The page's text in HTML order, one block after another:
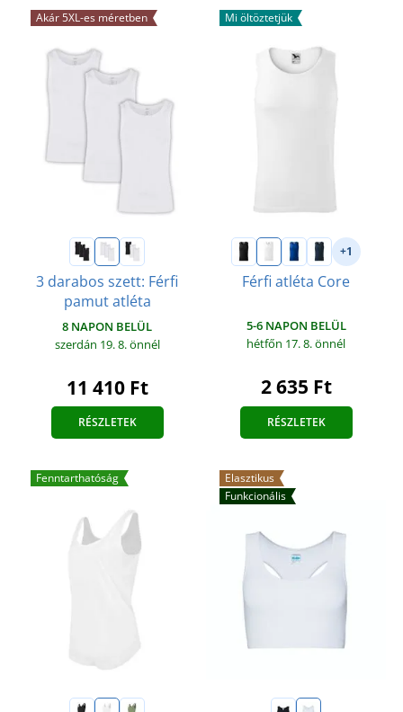
Akár 5XL-es méretben
3 darabos szett: Férfi
pamut atléta
8 NAPON BELÜL
szerdán 19. 8.önnél
11 410 Ft
RÉSZLETEK
Mi öltöztetjük
+1
Férfi atléta Core
5-6 NAPON BELÜL
hétfőn 17. 8.önnél
2 635 Ft
RÉSZLETEK
Fenntarthatóság
Elasztikus
Funkcionális